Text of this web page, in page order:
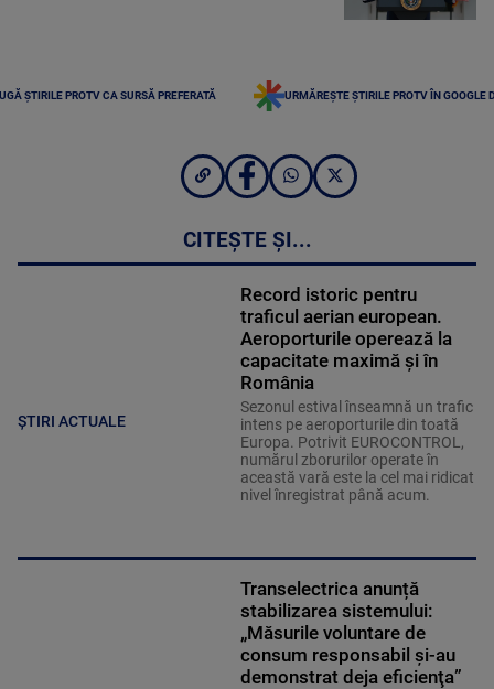
ȘTIRILE PROTV CA SURSĂ PREFERATĂ URMĂREȘTE ȘTIRILE PROTV ÎN GOOGLE
CITEȘTE ȘI...
ȘTIRI ACTUALE
Record istoric pentru
traficul aerian european.
Aeroporturile operează la
capacitate maximă și în
România
Sezonul estival înseamnă un trafic
intens pe aeroporturile din toată
Europa. Potrivit EUROCONTROL,
numărul zborurilor operate în
această vară este la cel mai ridicat
nivel înregistrat până acum.
Transelectrica anunță
stabilizarea sistemului:
„Măsurile voluntare de
consum responsabil şi-au
demonstrat deja eficienţa”